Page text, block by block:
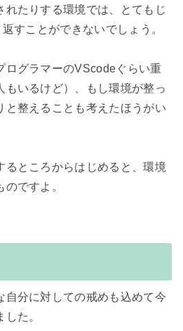
れたりする環境では、とてもじ
すことができないでしょう。
ログラマーのVScodeぐらい重
もいるけど）、もし環境が整っ
と整えることも考えたほうがい
るところからはじめると、環境
ですよ。
自分に対しての戒めも込めて今
た。